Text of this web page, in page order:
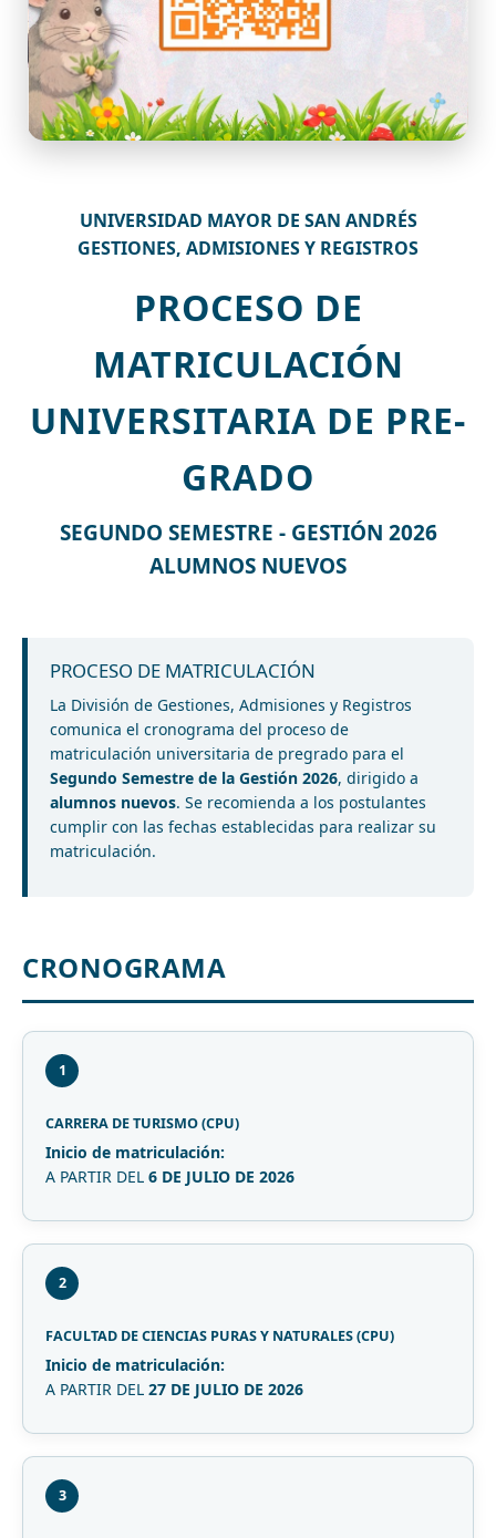
UNIVERSIDAD MAYOR DE SAN ANDRÉS
GESTIONES, ADMISIONES Y REGISTROS
PROCESO DE
MATRICULACIÓN
UNIVERSITARIA DE PRE-
GRADO
SEGUNDO SEMESTRE - GESTIÓN 2026
ALUMNOS NUEVOS
PROCESO DE MATRICULACIÓN
La División de Gestiones, Admisiones y Registros
comunica el cronograma del proceso de
matriculación universitaria de pregrado para el
Segundo Semestre de la Gestión 2026, dirigido a
alumnos nuevos. Se recomienda a los postulantes
cumplir con las fechas establecidas para realizar su
matriculación.
CRONOGRAMA
1
CARRERA DE TURISMO (CPU)
Inicio de matriculación:
A PARTIR DEL 6 DE JULIO DE 2026
2
FACULTAD DE CIENCIAS PURAS Y NATURALES (CPU)
Inicio de matriculación:
A PARTIR DEL 27 DE JULIO DE 2026
3